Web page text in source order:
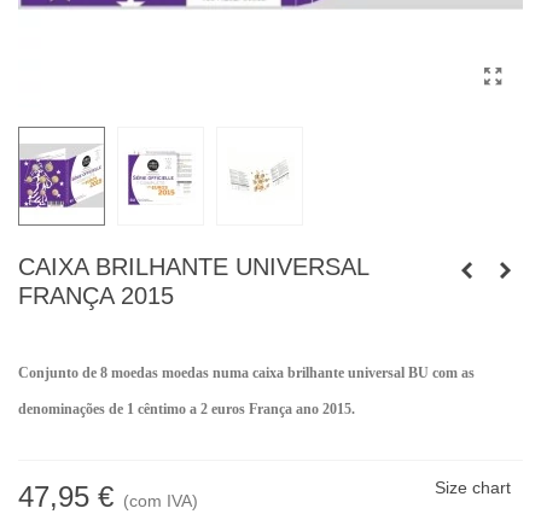
CAIXA BRILHANTE UNIVERSAL
FRANÇA 2015
Conjunto de 8 moedas moedas numa caixa brilhante universal BU com as
denominações de 1 cêntimo a 2 euros França ano 2015.
47,95 € (com IVA)
Size chart